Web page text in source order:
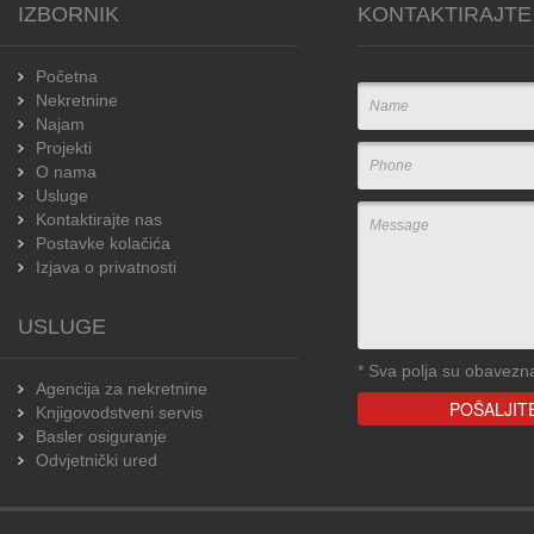
IZBORNIK
Početna
Nekretnine
Najam
Projekti
O nama
Usluge
Kontaktirajte nas
Postavke kolačića
Izjava o privatnosti
USLUGE
Agencija za nekretnine
Knjigovodstveni servis
Basler osiguranje
Odvjetnički ured
* Sva polja su